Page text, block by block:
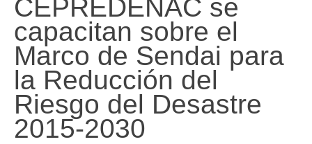
CARIBE
AMÉRICA CENTRAL
AMÉRICA DEL SUR
HERRAMIENTAS Y DOCUMENTOS
CEPREDENAC se
capacitan sobre el
Marco de Sendai para
la Reducción del
Riesgo del Desastre
2015-2030